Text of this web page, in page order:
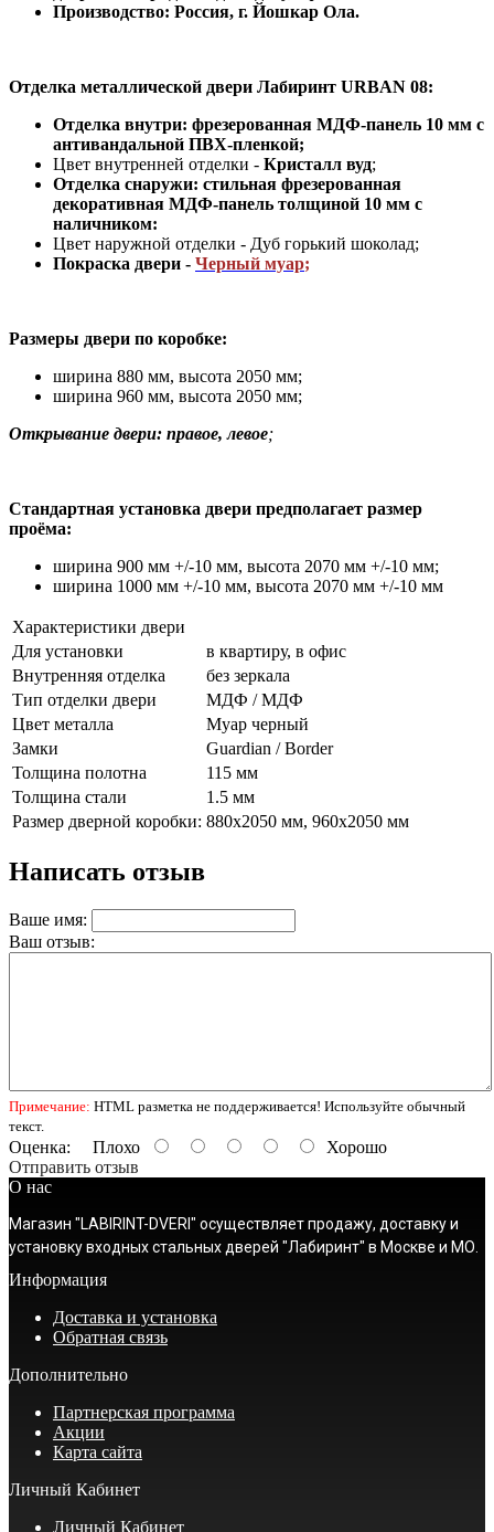
Производство: Россия, г. Йошкар Ола.
Отделка металлической двери Лабиринт URBAN 08:
Отделка внутри: фрезерованная МДФ-панель 10 мм с
антивандальной ПВХ-пленкой;
Цвет внутренней отделки - Кристалл вуд;
Отделка снаружи: стильная фрезерованная
декоративная МДФ-панель толщиной 10 мм с
наличником:
Цвет наружной отделки - Дуб горький шоколад;
Покраска двери - Черный муар;
Размеры двери по коробке:
ширина 880 мм, высота 2050 мм;
ширина 960 мм, высота 2050 мм;
Открывание двери: правое, левое;
Стандартная установка двери предполагает размер
проёма:
ширина 900 мм +/-10 мм, высота 2070 мм +/-10 мм;
ширина 1000 мм +/-10 мм, высота 2070 мм +/-10 мм
Характеристики двери
Для установки
в квартиру, в офис
Внутренняя отделка
без зеркала
Тип отделки двери
МДФ / МДФ
Цвет металла
Муар черный
Замки
Guardian / Border
Толщина полотна
115 мм
Толщина стали
1.5 мм
Размер дверной коробки: 880х2050 мм, 960х2050 мм
Написать отзыв
Ваше имя:
Ваш отзыв:
Примечание: HTML разметка не поддерживается! Используйте обычный
текст.
Оценка: Плохо
Хорошо
Отправить отзыв
О нас
Магазин "LABIRINT-DVERI" осуществляет продажу, доставку и
установку входных стальных дверей "Лабиринт" в Москве и МО.
Информация
Доставка и установка
Обратная связь
Дополнительно
Партнерская программа
Акции
Карта сайта
Личный Кабинет
Личный Кабинет